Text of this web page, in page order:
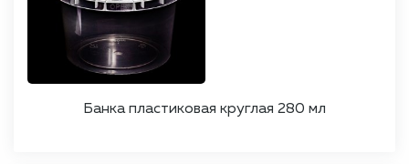
Банка пластиковая круглая 280 мл